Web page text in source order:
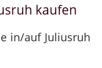
kaufen
in/auf Juliusruh